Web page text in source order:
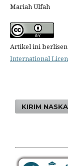
Mariah Ulfah
Artikel ini
International
KIRIM